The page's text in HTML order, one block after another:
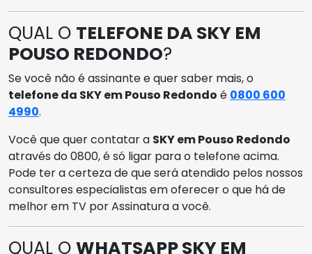
QUAL O TELEFONE DA SKY EM
POUSO REDONDO?
Se você não é assinante e quer saber mais, o
telefone da SKY em Pouso Redondo é 0800 600
4990.
Você que quer contatar a SKY em Pouso Redondo
através do 0800, é só ligar para o telefone acima.
Pode ter a certeza de que será atendido pelos nossos
consultores especialistas em oferecer o que há de
melhor em TV por Assinatura a você.
QUAL O WHATSAPP SKY EM